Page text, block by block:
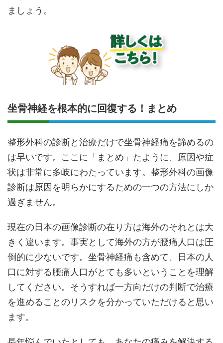
ましょう。
坐骨神経を根本的に回復する！まとめ
整形外科の診断と治療だけで坐骨神経痛を諦めるの
は早いです。ここに「まとめ」たように、原因や症
状は非常に多岐にわたっています。整形外科の画像
診断は原因を明らかにするための一つの方法にしか
過ぎません。
現在の日本の画像診断の在り方は海外のそれとは大
きく違います。事実として海外の方が腰痛人口は圧
倒的に少ないです。坐骨神経痛も含めて、日本の人
口に対する腰痛人口がとても多いということを理解
してください。そうすれば一方向だけの判断で治療
を進めることのリスクを分かっていただけると思い
ます。